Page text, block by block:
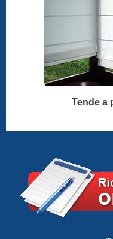
Tende a